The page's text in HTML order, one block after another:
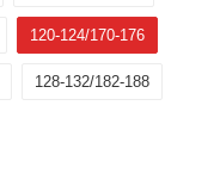
120-124/170-176
128-132/182-188